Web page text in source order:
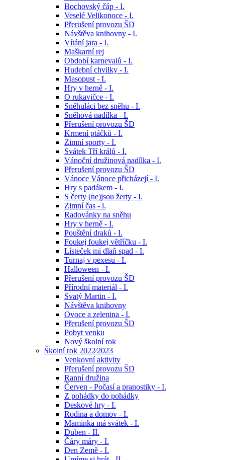
Bochovský čáp - I.
Veselé Velikonoce - I.
Přerušení provozu ŠD
Návštěva knihovny - I.
Vítání jara - I.
Maškarní rej
Období karnevalů - I.
Hudební chvilky - I.
Masopust - I.
Hry v herně - I.
O rukavičce - I.
Sněhuláci bez sněhu - I.
Sněhová nadílka - I.
Přerušení provozu ŠD
Krmení ptáčků - I.
Zimní sporty - I.
Svátek Tří králů - I.
Vánoční družinová nadílka - I.
Přerušení provozu ŠD
Vánoce Vánoce přicházejí - I.
Hry s padákem - I.
S čerty (ne)jsou žerty - I.
Zimní čas - l.
Radovánky na sněhu
Hry v herně - I.
Pouštění draků - I.
Foukej foukej větříčku - I.
Lísteček mi dlaň spad - I.
Turnaj v pexesu - I.
Halloween - I.
Přerušení provozu ŠD
Přírodní materiál - I.
Svatý Martin - I.
Návštěva knihovny
Ovoce a zelenina - I.
Přerušení provozu ŠD
Pobyt venku
Nový školní rok
Školní rok 2022⁄2023
Venkovní aktivity
Přerušení provozu ŠD
Ranní družina
Červen - Počasí a pranostiky - I.
Z pohádky do pohádky
Deskové hry - I.
Rodina a domov - I.
Maminka má svátek - I.
Duben - II.
Čáry máry - I.
Den Země - I.